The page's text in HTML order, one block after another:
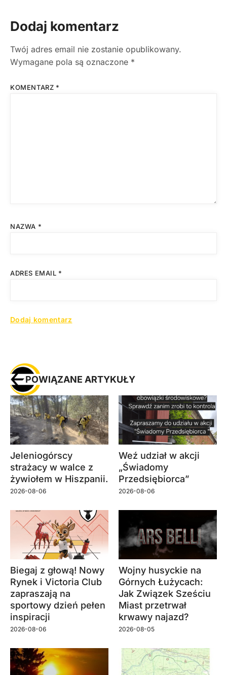
Dodaj komentarz
Twój adres email nie zostanie opublikowany.
Wymagane pola są oznaczone *
KOMENTARZ *
NAZWA *
ADRES EMAIL *
POWIĄZANE ARTYKUŁY
Jeleniogórscy
strażacy w walce z
żywiołem w Hiszpanii.
2026-08-06
Weź udział w akcji
„Świadomy
Przedsiębiorca”
2026-08-06
Biegaj z głową! Nowy
Rynek i Victoria Club
zapraszają na
sportowy dzień pełen
inspiracji
2026-08-06
Wojny husyckie na
Górnych Łużycach:
Jak Związek Sześciu
Miast przetrwał
krwawy najazd?
2026-08-05